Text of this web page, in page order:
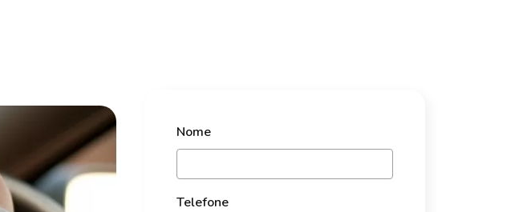
Nome
Telefone